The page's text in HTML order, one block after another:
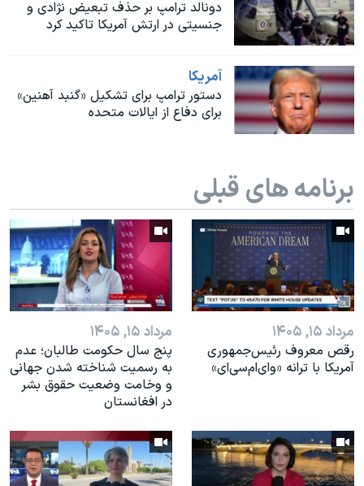
نرگس محمدی برنده جایزه نوبل صلح
صفحه‌های ویژه
سفر پرزیدنت ترامپ به چین
دونالد ترامپ بر حذف تبعیض‌ نژادی و
جنسیتی در ارتش آمریکا تاکید کرد
آمريکا
دستور ترامپ برای تشکیل «گنبد آهنین»
برای دفاع از ایالات متحده
برنامه های قبلی
مرداد ۱۵, ۱۴۰۵
رقص معروف رئیس‌جمهوری
آمریکا با ترانه «وای‌ام‌سی‌ای»
مرداد ۱۵, ۱۴۰۵
پنج سال حکومت طالبان؛ عدم
به رسمیت شناخته شدن جهانی
و وخامت وضعیت حقوق بشر
در افغانستان